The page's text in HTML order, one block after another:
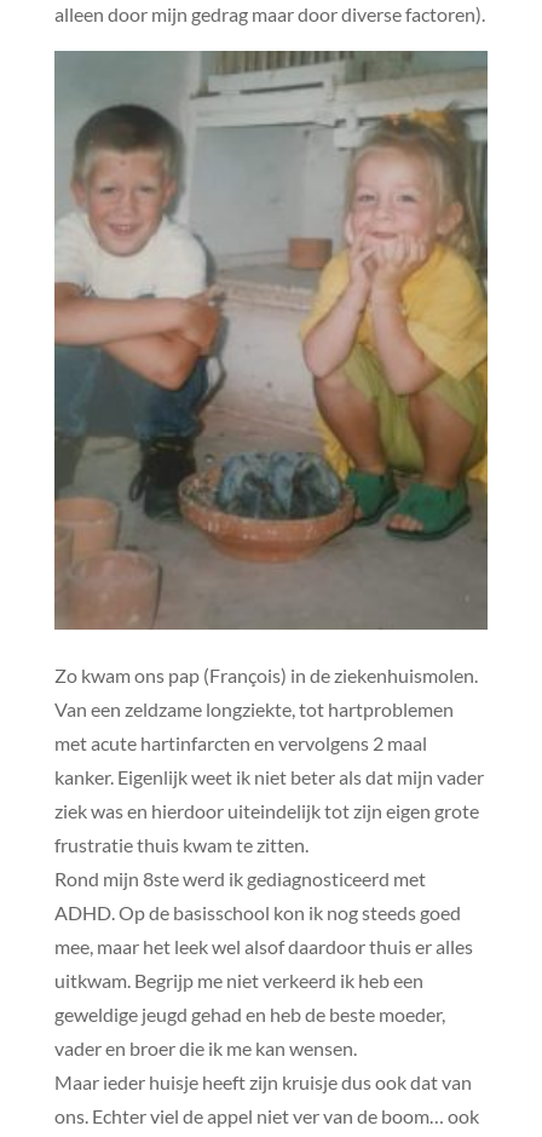
alleen door mijn gedrag maar door diverse factoren).
Zo kwam ons pap (François) in de ziekenhuismolen.
Van een zeldzame longziekte, tot hartproblemen
met acute hartinfarcten en vervolgens 2 maal
kanker. Eigenlijk weet ik niet beter als dat mijn vader
ziek was en hierdoor uiteindelijk tot zijn eigen grote
frustratie thuis kwam te zitten.
Rond mijn 8ste werd ik gediagnosticeerd met
ADHD. Op de basisschool kon ik nog steeds goed
mee, maar het leek wel alsof daardoor thuis er alles
uitkwam. Begrijp me niet verkeerd ik heb een
geweldige jeugd gehad en heb de beste moeder,
vader en broer die ik me kan wensen.
Maar ieder huisje heeft zijn kruisje dus ook dat van
ons. Echter viel de appel niet ver van de boom… ook